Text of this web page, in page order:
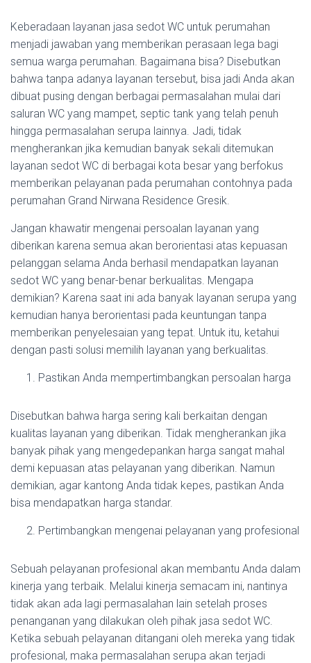
Keberadaan layanan jasa sedot WC untuk perumahan
menjadi jawaban yang memberikan perasaan lega bagi
semua warga perumahan. Bagaimana bisa? Disebutkan
bahwa tanpa adanya layanan tersebut, bisa jadi Anda akan
dibuat pusing dengan berbagai permasalahan mulai dari
saluran WC yang mampet, septic tank yang telah penuh
hingga permasalahan serupa lainnya. Jadi, tidak
mengherankan jika kemudian banyak sekali ditemukan
layanan sedot WC di berbagai kota besar yang berfokus
memberikan pelayanan pada perumahan contohnya pada
perumahan Grand Nirwana Residence Gresik.
Jangan khawatir mengenai persoalan layanan yang
diberikan karena semua akan berorientasi atas kepuasan
pelanggan selama Anda berhasil mendapatkan layanan
sedot WC yang benar-benar berkualitas. Mengapa
demikian? Karena saat ini ada banyak layanan serupa yang
kemudian hanya berorientasi pada keuntungan tanpa
memberikan penyelesaian yang tepat. Untuk itu, ketahui
dengan pasti solusi memilih layanan yang berkualitas.
Pastikan Anda mempertimbangkan persoalan harga
Disebutkan bahwa harga sering kali berkaitan dengan
kualitas layanan yang diberikan. Tidak mengherankan jika
banyak pihak yang mengedepankan harga sangat mahal
demi kepuasan atas pelayanan yang diberikan. Namun
demikian, agar kantong Anda tidak kepes, pastikan Anda
bisa mendapatkan harga standar.
Pertimbangkan mengenai pelayanan yang profesional
Sebuah pelayanan profesional akan membantu Anda dalam
kinerja yang terbaik. Melalui kinerja semacam ini, nantinya
tidak akan ada lagi permasalahan lain setelah proses
penanganan yang dilakukan oleh pihak jasa sedot WC.
Ketika sebuah pelayanan ditangani oleh mereka yang tidak
profesional, maka permasalahan serupa akan terjadi